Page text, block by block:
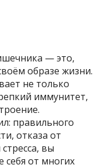
— это,
образе жизни.
не только
иммунитет,
правильного
отказа от
вы
себя от многих